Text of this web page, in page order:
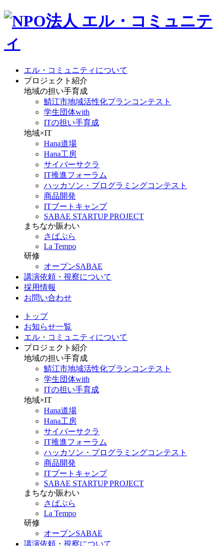
エル・コミュニティについて
プロジェクト紹介
地域の担い手育成
鯖江市地域活性化プランコンテスト
学生団体with
ITの担い手育成
地域×IT
Hana道場
Hana工房
サイバーサクラ
IT推進フォーラム
ハッカソン・プログラミングコンテスト
商品開発
ITブートキャンプ
SABAE STARTUP PROJECT
まちなか賑わい
さばぷら
La Tempo
研修
オープンSABAE
講演依頼・視察について
採用情報
お問い合わせ
トップ
お知らせ一覧
エル・コミュニティについて
プロジェクト紹介
地域の担い手育成
鯖江市地域活性化プランコンテスト
学生団体with
ITの担い手育成
地域×IT
Hana道場
Hana工房
サイバーサクラ
IT推進フォーラム
ハッカソン・プログラミングコンテスト
商品開発
ITブートキャンプ
SABAE STARTUP PROJECT
まちなか賑わい
さばぷら
La Tempo
研修
オープンSABAE
講演依頼・視察について